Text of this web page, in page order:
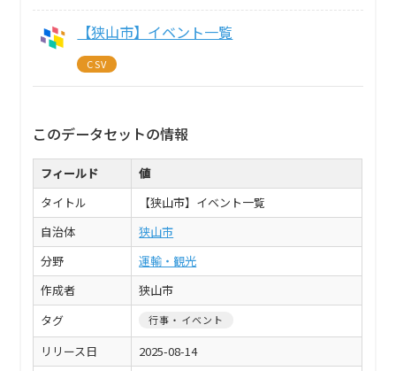
【狭山市】イベント一覧
CSV
このデータセットの情報
フィールド
値
タイトル
【狭山市】イベント一覧
自治体
狭山市
分野
運輸・観光
作成者
狭山市
タグ
行事・イベント
リリース日
2025-08-14